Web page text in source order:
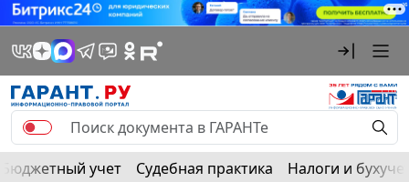
Бюджетный учет Судебная практика Налоги и